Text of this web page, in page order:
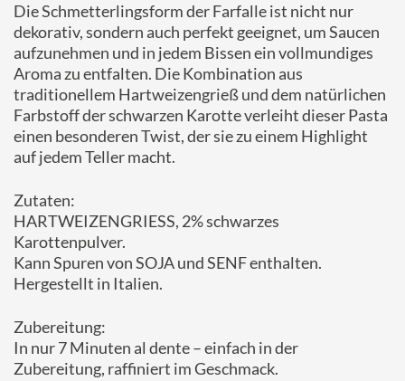
Die Schmetterlingsform der Farfalle ist nicht nur
dekorativ, sondern auch perfekt geeignet, um Saucen
aufzunehmen und in jedem Bissen ein vollmundiges
Aroma zu entfalten. Die Kombination aus
traditionellem Hartweizengrieß und dem natürlichen
Farbstoff der schwarzen Karotte verleiht dieser Pasta
einen besonderen Twist, der sie zu einem Highlight
auf jedem Teller macht.
Zutaten:
HARTWEIZENGRIESS, 2% schwarzes
Karottenpulver.
Kann Spuren von SOJA und SENF enthalten.
Hergestellt in Italien.
Zubereitung:
In nur 7 Minuten al dente – einfach in der
Zubereitung, raffiniert im Geschmack.